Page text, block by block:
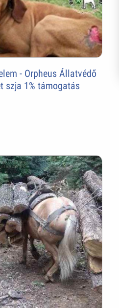
- Orpheus Állatvédő
szja 1% támogatás